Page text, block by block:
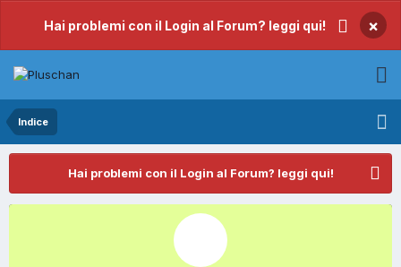
Hai problemi con il Login al Forum? leggi qui! ×
Indice
Hai problemi con il Login al Forum? leggi qui!